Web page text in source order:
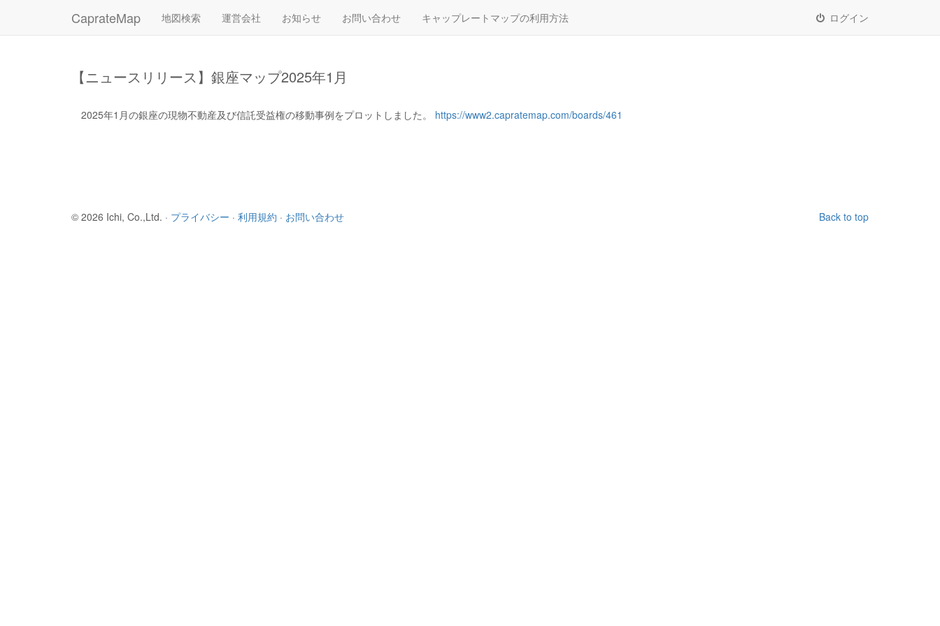
CaprateMap 地図検索 運営会社 お知らせ お問い合わせ キャップレートマップの利用方法 ログイン
【ニュースリリース】銀座マップ2025年1月
2025年1月の銀座の現物不動産及び信託受益権の移動事例をプロットしました。 https://www2.capratemap.com/boards/461
Back to top
© 2026 Ichi, Co.,Ltd. · プライバシー · 利用規約 · お問い合わせ